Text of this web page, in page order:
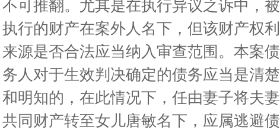
不可推翻。尤其是在执行异议之诉中，被
执行的财产在案外人名下，但该财产权利
来源是否合法应当纳入审查范围。本案债
务人对于生效判决确定的债务应当是清楚
和明知的，在此情况下，任由妻子将夫妻
共同财产转至女儿唐敏名下，应属逃避债